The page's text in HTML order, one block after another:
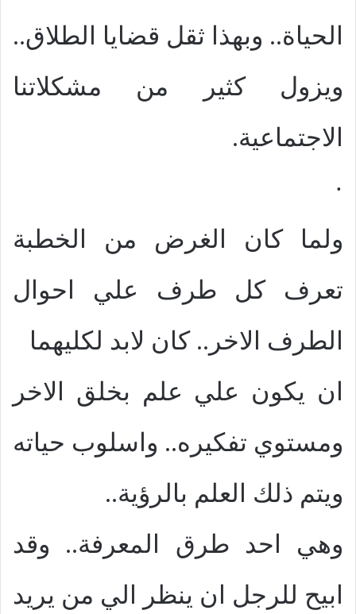
الحياة.. وبهذا ثقل قضايا الطلاق..
ويزول كثير من مشكلاتنا
الاجتماعية.
·
ولما كان الغرض من الخطبة
تعرف كل طرف علي احوال
الطرف الاخر.. كان لابد لكليهما
ان يكون علي علم بخلق الاخر
ومستوي تفكيره.. واسلوب حياته
ويتم ذلك العلم بالرؤية..
وهي احد طرق المعرفة.. وقد
ابيح للرجل ان ينظر الي من يريد